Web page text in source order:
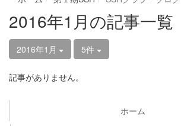
2016年1月の記事一覧
2016年1月 5件
記事がありません。
ホーム